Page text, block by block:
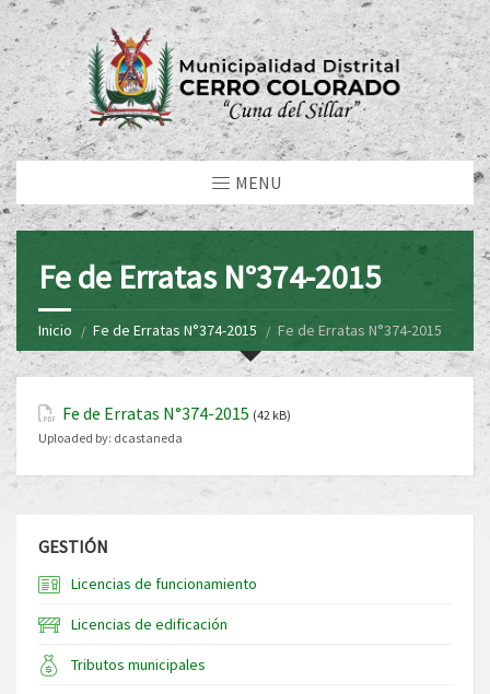
MENU
Fe de Erratas N°374-2015
Inicio Fe de Erratas N°374-2015 Fe de Erratas N°374-2015
Fe de Erratas N°374-2015 (42 kB)
Uploaded by: dcastaneda
GESTIÓN
Licencias de funcionamiento
Licencias de edificación
Tributos municipales